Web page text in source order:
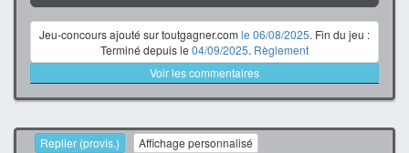
Jeu-concours ajouté sur toutgagner.com le 06/08/2025. Fin du jeu :
Terminé depuis le 04/09/2025. Règlement
Voir les commentaires
Replier (provis.) Affichage personnalisé